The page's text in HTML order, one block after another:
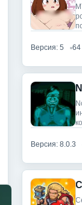
Версия: 5
Версия: 8.0.3